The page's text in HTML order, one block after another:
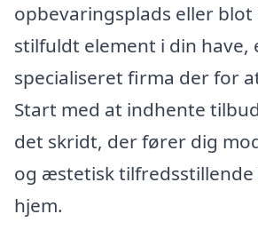
opbevaringsplads eller blot
stilfuldt element i din have,
specialiseret firma der for
Start med at indhente
det skridt, der fører dig
og æstetisk
hjem.